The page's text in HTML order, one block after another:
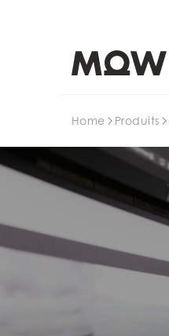
Home Produits